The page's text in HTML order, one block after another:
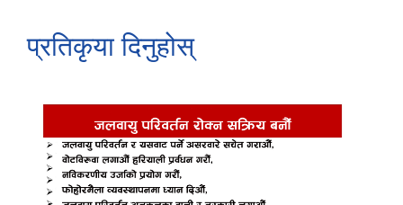
प्रतिकृया दिनुहोस्